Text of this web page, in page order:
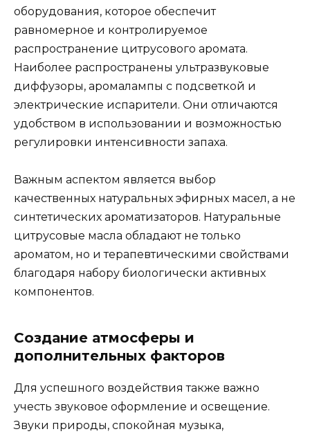
оборудования, которое обеспечит
равномерное и контролируемое
распространение цитрусового аромата.
Наиболее распространены ультразвуковые
диффузоры, аромалампы с подсветкой и
электрические испарители. Они отличаются
удобством в использовании и возможностью
регулировки интенсивности запаха.
Важным аспектом является выбор
качественных натуральных эфирных масел, а не
синтетических ароматизаторов. Натуральные
цитрусовые масла обладают не только
ароматом, но и терапевтическими свойствами
благодаря набору биологически активных
компонентов.
Создание атмосферы и
дополнительных факторов
Для успешного воздействия также важно
учесть звуковое оформление и освещение.
Звуки природы, спокойная музыка,